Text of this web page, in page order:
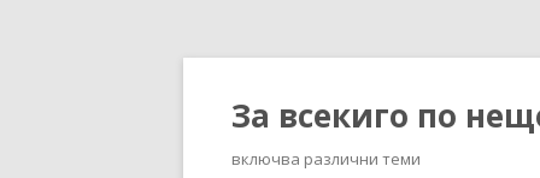
За всекиго по
включва различни теми